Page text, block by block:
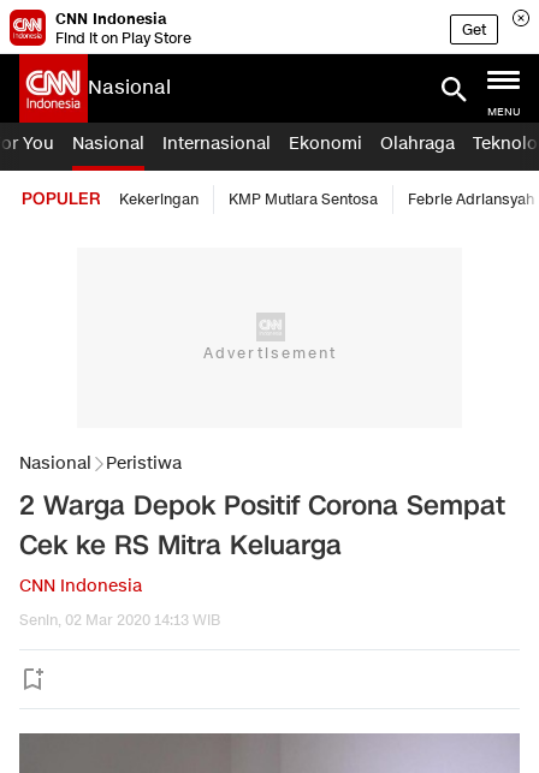
CNN Indonesia
Find it on Play Store
Get
Nasional
MENU
You Nasional Internasional Ekonomi Olahraga
POPULER Kekeringan KMP Mutiara Sentosa Febrie Adriansyah
Nasional Peristiwa
2 Warga Depok Positif Corona Sempat
Cek ke RS Mitra Keluarga
CNN Indonesia
Senin, 02 Mar 2020 14:13 WIB